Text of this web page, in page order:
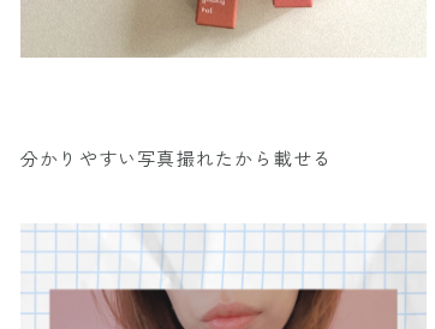
分かりやすい写真撮れたから載せる